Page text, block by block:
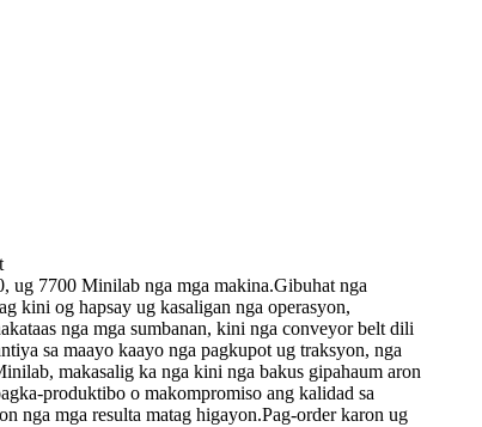
ug 7700 Minilab nga mga makina.Gibuhat nga
kini og hapsay ug kasaligan nga operasyon,
nga mga sumbanan, kini nga conveyor belt dili
sa maayo kaayo nga pagkupot ug traksyon, nga
makasalig ka nga kini nga bakus gipahaum aron
produktibo o makompromiso ang kalidad sa
nga mga resulta matag higayon.Pag-order karon ug